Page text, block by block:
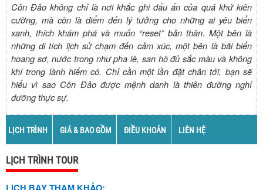
Côn Đảo không chỉ là nơi khắc ghi dấu ấn của quá khứ kiên
cường, mà còn là điểm đến lý tưởng cho những ai yêu biển
xanh, thích khám phá và muốn “reset” bản thân. Một bên là
những di tích lịch sử chạm đến cảm xúc, một bên là bãi biển
hoang sơ, nước trong như pha lê, san hô đủ sắc màu và không
khí trong lành hiếm có. Chỉ cần một lần đặt chân tới, bạn sẽ
hiểu vì sao Côn Đảo được mệnh danh là thiên đường nghỉ
dưỡng thực sự.
LỊCH TRÌNH GIÁ & BAO GỒM ĐIỀU KHOẢN LIÊN HỆ
LỊCH TRÌNH TOUR